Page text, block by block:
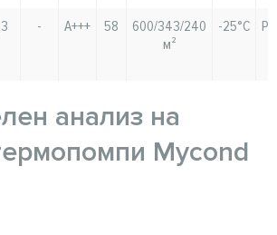
- A+++ 58
600/343/240
м²
-25°C
анализ на
Mycond